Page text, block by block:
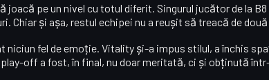
joacă pe un nivel cu totul diferit. Singurul jucător de la
Chiar și așa, restul echipei nu a reușit să treacă de
niciun fel de emoție. Vitality și-a impus stilul, a închis
play-off a fost, în final, nu doar meritată, ci și obținută